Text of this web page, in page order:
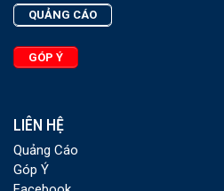
QUẢNG CÁO
GÓP Ý
LIÊN HỆ
Quảng Cáo
Góp Ý